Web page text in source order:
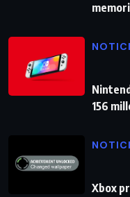
156
Xbox